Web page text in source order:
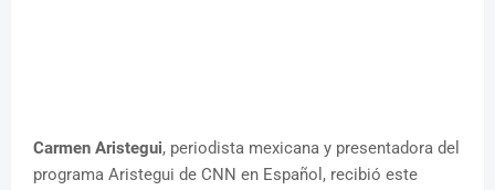
Carmen Aristegui, periodista mexicana y presentadora del
programa Aristegui de CNN en Español, recibió este